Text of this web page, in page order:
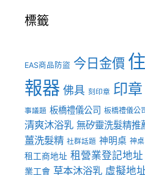
標籤
EAS商品防盜 今日金價
報器 佛具 刻印章 印章
事議題 板橋禮儀公司 板橋禮儀公
清爽沐浴乳 無矽靈洗髮精推
薑洗髮精 社群話題 神明桌 神桌
租工商地址 租營業登記地址
業工會 草本沐浴乳 虛擬地